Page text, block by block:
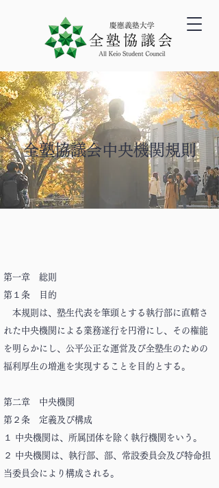
全塾協議会中央機関規則
第一章 総則
第１条 目的
本規則は、塾生代表を筆頭とする執行部に直轄さ
れた中央機関による業務遂行を円滑にし、その権能
を明らかにし、公平公正な運営及び全塾生のための
福利厚生の増進を実現することを目的とする。
第二章 中央機関
第２条 定義及び構成
１ 中央機関は、所属団体を除く執行機関をいう。
２ 中央機関は、執行部、部、常設委員会及び特命担
当委員会により構成される。